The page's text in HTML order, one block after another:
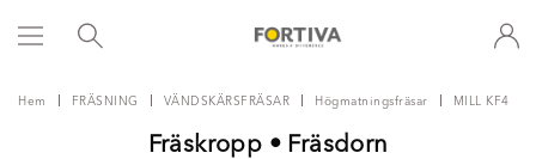
Hem FRÄSNING VÄNDSKÄRSFRÄSAR Högmatningsfräsar MILL KF4
Fräskropp • Fräsdorn